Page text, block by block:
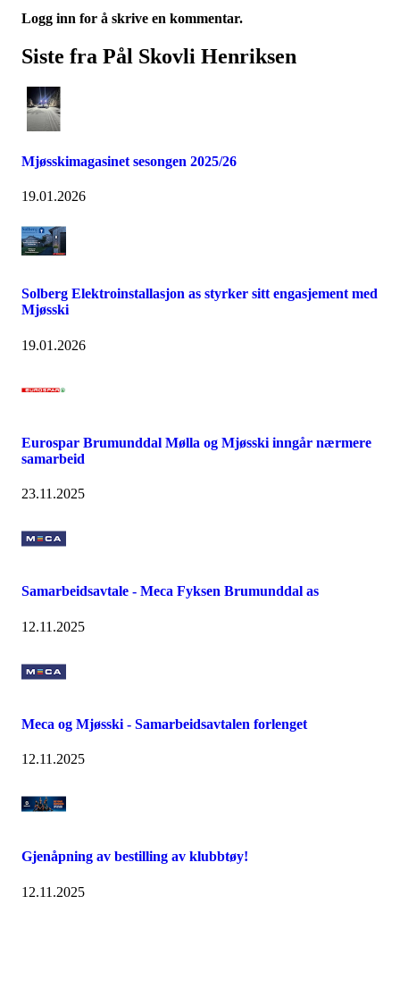
Logg inn for å skrive en kommentar.
Siste fra Pål Skovli Henriksen
Mjøsskimagasinet sesongen 2025/26
19.01.2026
Solberg Elektroinstallasjon as styrker sitt engasjement med
Mjøsski
19.01.2026
Eurospar Brumunddal Mølla og Mjøsski inngår nærmere
samarbeid
23.11.2025
Samarbeidsavtale - Meca Fyksen Brumunddal as
12.11.2025
Meca og Mjøsski - Samarbeidsavtalen forlenget
12.11.2025
Gjenåpning av bestilling av klubbtøy!
12.11.2025